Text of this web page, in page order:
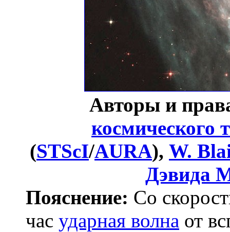
Авторы и
космического
(STScI/AURA), W.
Дэвида
Пояснение: Со
час ударная волна от